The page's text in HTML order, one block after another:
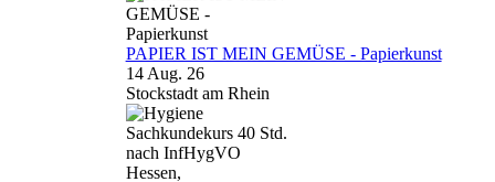
PAPIER IST MEIN GEMÜSE - Papierkunst
14 Aug. 26
Stockstadt am Rhein